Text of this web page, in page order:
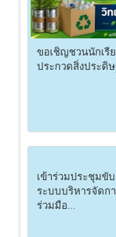
ขอเชิญชวนนักเรี
ประกวดสิ่งประดิ
เข้าร่วมประชุมขั
ระบบบริหารจัดก
ร่วมมือ...